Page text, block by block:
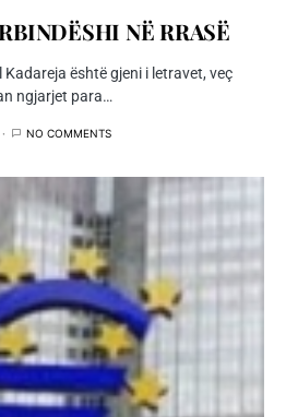
NË RRASË
është gjeni i letravet, veç
ngjarjet para…
NO COMMENTS